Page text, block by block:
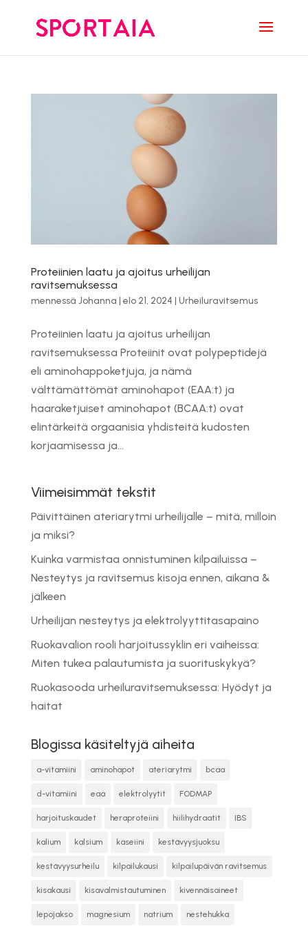
Proteiinien laatu ja ajoitus urheilijan
ravitsemuksessa
mennessä Johanna | elo 21, 2024 | Urheiluravitsemus
Proteiinien laatu ja ajoitus urheilijan
ravitsemuksessa Proteiinit ovat polypeptidejä
eli aminohappoketjuja, ja nämä
välttämättömät aminohapot (EAA:t) ja
haaraketjuiset aminohapot (BCAA:t) ovat
elintärkeitä orgaanisia yhdisteitä kudosten
korjaamisessa ja...
Viimeisimmät tekstit
Päivittäinen ateriarytmi urheilijalle – mitä, milloin
ja miksi?
Kuinka varmistaa onnistuminen kilpailuissa –
Nesteytys ja ravitsemus kisoja ennen, aikana &
jälkeen
Urheilijan nesteytys ja elektrolyyttitasapaino
Ruokavalion rooli harjoitussyklin eri vaiheissa:
Miten tukea palautumista ja suorituskykyä?
Ruokasooda urheiluravitsemuksessa: Hyödyt ja
haitat
Blogissa käsiteltyjä aiheita
a-vitamiini aminohapot ateriarytmi bcaa
d-vitamiini eaa elektrolyytit FODMAP
harjoituskaudet heraproteiini hiilihydraatit IBS
kalium kalsium kaseiini kestävyysjuoksu
kestävyysurheilu kilpailukausi kilpailupäivän ravitsemus
kisakausi kisavalmistautuminen kivennäisaineet
lepojakso magnesium natrium nestehukka